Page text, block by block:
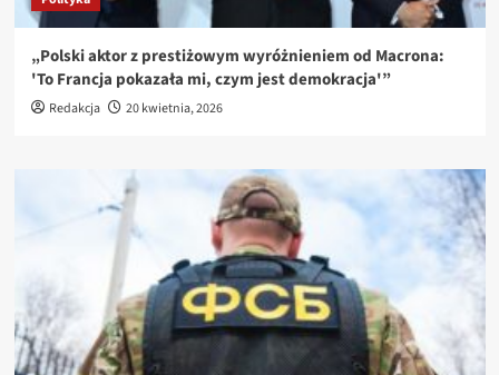
„Polski aktor z prestiżowym wyróżnieniem od Macrona:
'To Francja pokazała mi, czym jest demokracja'”
Redakcja 20 kwietnia, 2026